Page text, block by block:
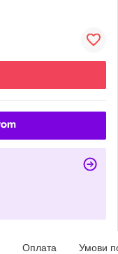
Оплата Умови